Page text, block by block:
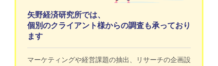
矢野経済研究所では、
個別のクライアント様からの調査も承っており
ます
マーケティングや経営課題の抽出、リサーチの企画設